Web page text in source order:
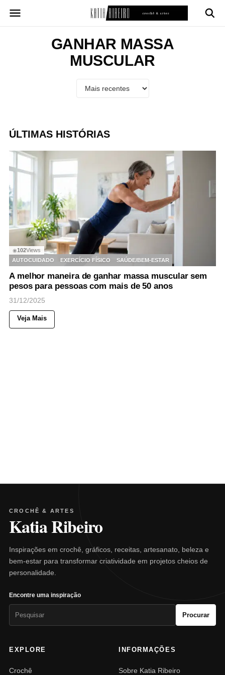
para
GANHAR MASSA
MUSCULAR
ÚLTIMAS HISTÓRIAS
◉102Views
AUTOCUIDADO
EXERCÍCIO FÍSICO SAÚDE/BEM-ESTAR
A melhor maneira de ganhar massa muscular sem
pesos para pessoas com mais de 50 anos
31/12/2025
Veja Mais
CROCHÊ & ARTES
Katia Ribeiro
Inspirações em crochê, gráficos, receitas, artesanato, beleza e
bem-estar para transformar criatividade em projetos cheios de
personalidade.
Encontre uma inspiração
Procurar
EXPLORE
Crochê
INFORMAÇÕES
Sobre Katia Ribeiro